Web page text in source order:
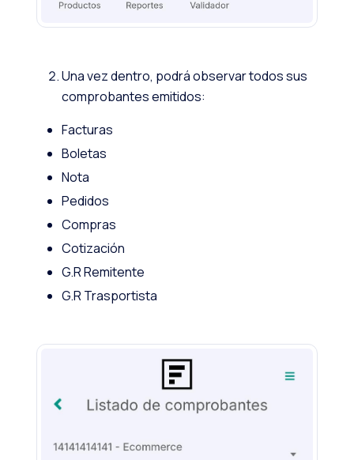
Una vez dentro, podrá observar todos sus
comprobantes emitidos:
Facturas
Boletas
Nota
Pedidos
Compras
Cotización
G.R Remitente
G.R Trasportista